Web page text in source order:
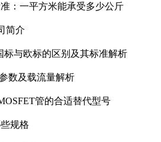
：一平方米能承受多少公斤
简介
标与欧标的区别及其标准解析
数及载流量解析
管的合适替代型号
规格